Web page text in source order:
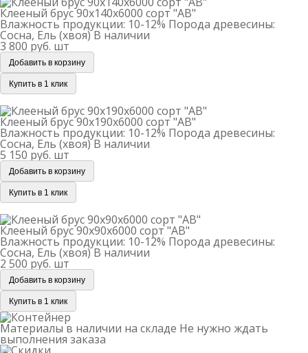
Клееный брус 90х140х6000 сорт "АВ"
Влажность продукции: 10-12% Порода древесины:
Сосна, Ель (хвоя) В наличии
3 800 руб. шт
Добавить в корзину
Купить в 1 клик
Клееный брус 90х190х6000 сорт "АВ"
Влажность продукции: 10-12% Порода древесины:
Сосна, Ель (хвоя) В наличии
5 150 руб. шт
Добавить в корзину
Купить в 1 клик
Клееный брус 90х90х6000 сорт "АВ"
Влажность продукции: 10-12% Порода древесины:
Сосна, Ель (хвоя) В наличии
2 500 руб. шт
Добавить в корзину
Купить в 1 клик
Материалы в наличии на складе Не нужно ждать
выполнения заказа